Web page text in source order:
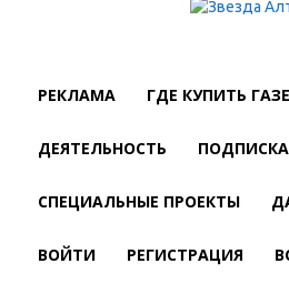
РЕКЛАМА ГДЕ КУПИТЬ
ДЕЯТЕЛЬНОСТЬ ПОДПИСКА
СПЕЦИАЛЬНЫЕ ПРОЕКТЫ
ВОЙТИ РЕГИСТРАЦИЯ